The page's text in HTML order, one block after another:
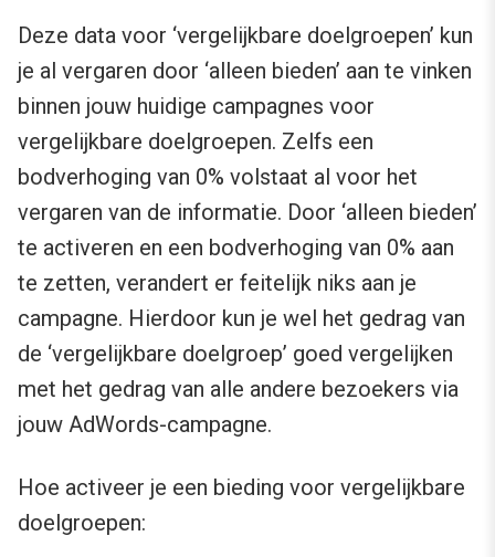
Deze data voor ‘vergelijkbare doelgroepen’ kun
je al vergaren door ‘alleen bieden’ aan te vinken
binnen jouw huidige campagnes voor
vergelijkbare doelgroepen. Zelfs een
bodverhoging van 0% volstaat al voor het
vergaren van de informatie. Door ‘alleen bieden’
te activeren en een bodverhoging van 0% aan
te zetten, verandert er feitelijk niks aan je
campagne. Hierdoor kun je wel het gedrag van
de ‘vergelijkbare doelgroep’ goed vergelijken
met het gedrag van alle andere bezoekers via
jouw AdWords-campagne.
Hoe activeer je een bieding voor vergelijkbare
doelgroepen: